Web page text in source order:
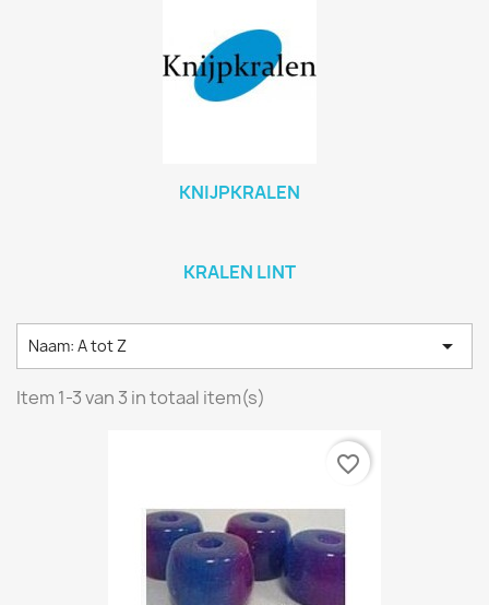
KNIJPKRALEN
KRALEN LINT
Naam: A tot Z 
Item 1-3 van 3 in totaal item(s)
favorite_border